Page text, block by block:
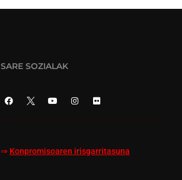
SARE SOZIALAK
⇒ Konpromisoaren irisgarritasuna